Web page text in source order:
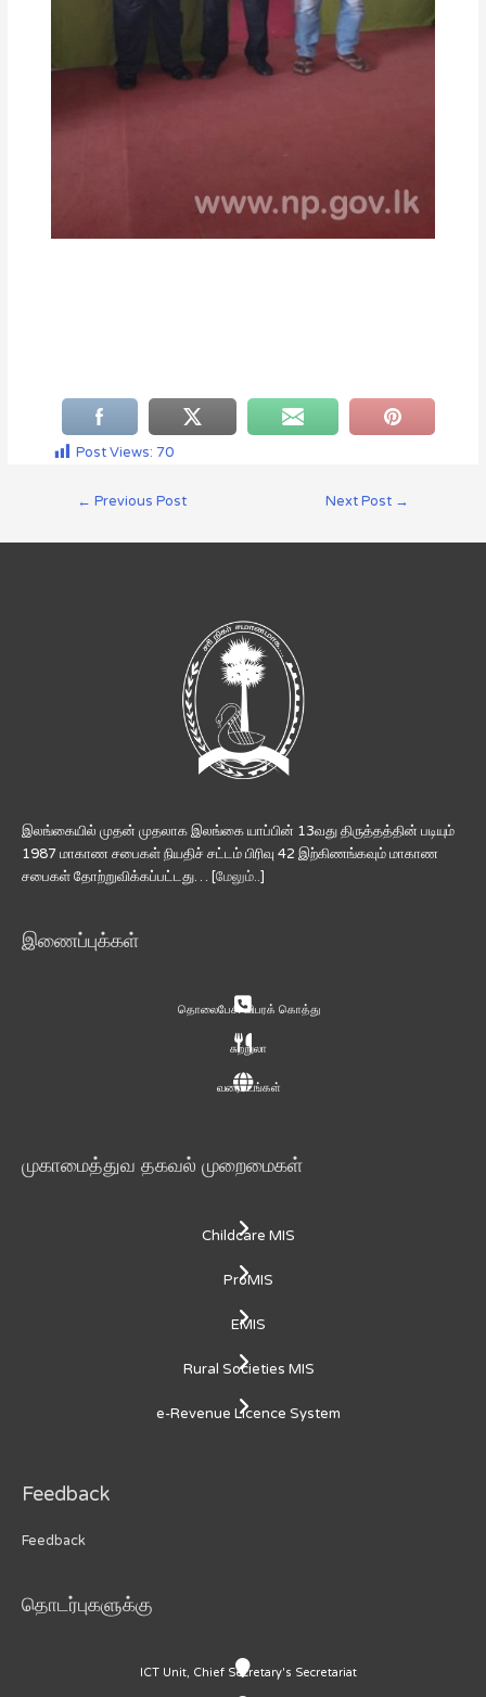
Post Views: 70
← Previous Post Next Post →
இலங்கையில் முதன் முதலாக இலங்கை யாப்பின் 13வது திருத்தத்தின் படியும்
1987 மாகாண சபைகள் நியதிச் சட்டம் பிரிவு 42 இற்கிணங்கவும் மாகாண
சபைகள் தோற்றுவிக்கப்பட்டது… [மேலும்..]
இணைப்புக்கள்
தொலைபேசி விபரக் கொத்து
சுற்றுலா
வரைபடங்கள்
முகாமைத்துவ தகவல் முறைமைகள்
Childcare MIS
ProMIS
EMIS
Rural Societies MIS
e-Revenue Licence System
Feedback
Feedback
தொடர்புகளுக்கு
ICT Unit, Chief Secretary's Secretariat